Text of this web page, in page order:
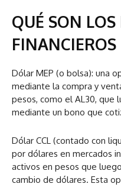
QUÉ SON LOS
FINANCIEROS
Dólar MEP (o bolsa): una
mediante la compra y
pesos, como el AL30, que
mediante un bono que
Dólar CCL (contado con
por dólares en mercados
activos en pesos que
cambio de dólares. Esta